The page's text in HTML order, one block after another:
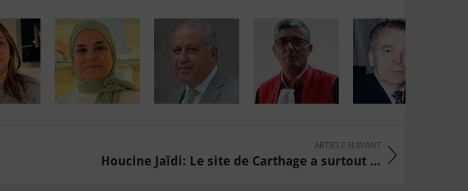
ARTICLE SUIVANT
Houcine Jaïdi: Le site de Carthage a surtout ...